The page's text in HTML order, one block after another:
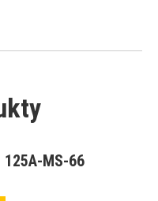
125A-MS-66